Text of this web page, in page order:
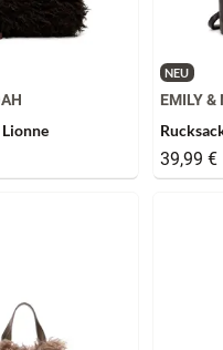
NEU
EMILY &
39,99 €